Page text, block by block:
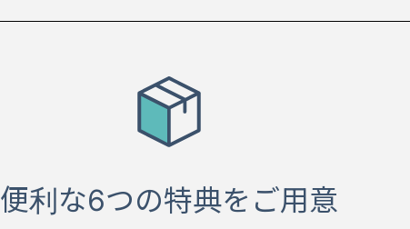
便利な6つの特典をご用意